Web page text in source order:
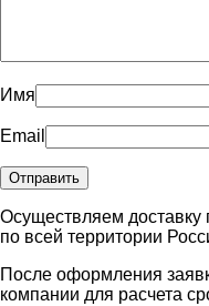
Имя
Email
Осуществляем доставку
по всей территории
После оформления
компании для расчета